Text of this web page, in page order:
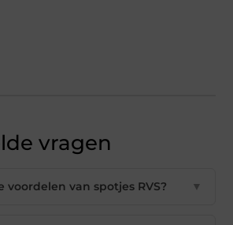
vragen
voordelen van spotjes RVS? ▼